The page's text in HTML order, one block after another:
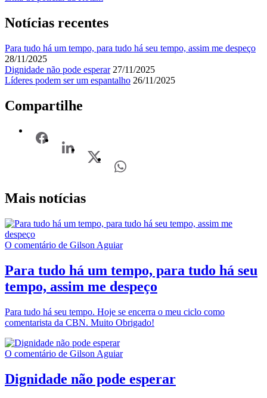
Notícias recentes
Para tudo há um tempo, para tudo há seu tempo, assim me despeço
28/11/2025
Dignidade não pode esperar 27/11/2025
Líderes podem ser um espantalho 26/11/2025
Compartilhe
Mais notícias
O comentário de Gilson Aguiar
Para tudo há um tempo, para tudo há seu
tempo, assim me despeço
Para tudo há seu tempo. Hoje se encerra o meu ciclo como
comentarista da CBN. Muito Obrigado!
O comentário de Gilson Aguiar
Dignidade não pode esperar